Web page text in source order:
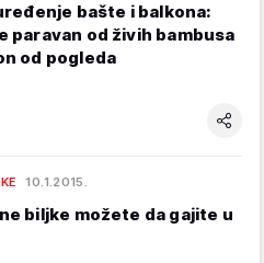
bašte i balkona:
paravan od živih bambusa
od pogleda
10.1.2015.
biljke možete da gajite u